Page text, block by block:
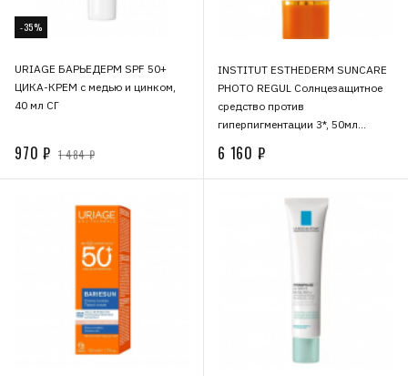
-35%
URIAGE БАРЬЕДЕРМ SPF 50+
ЦИКА-КРЕМ с медью и цинком,
40 мл СГ
970 ₽ 1 484 ₽
INSTITUT ESTHEDERM SUNCARE
PHOTO REGUL Солнцезащитное
средство против
гиперпигментации 3*, 50мл
6 160 ₽